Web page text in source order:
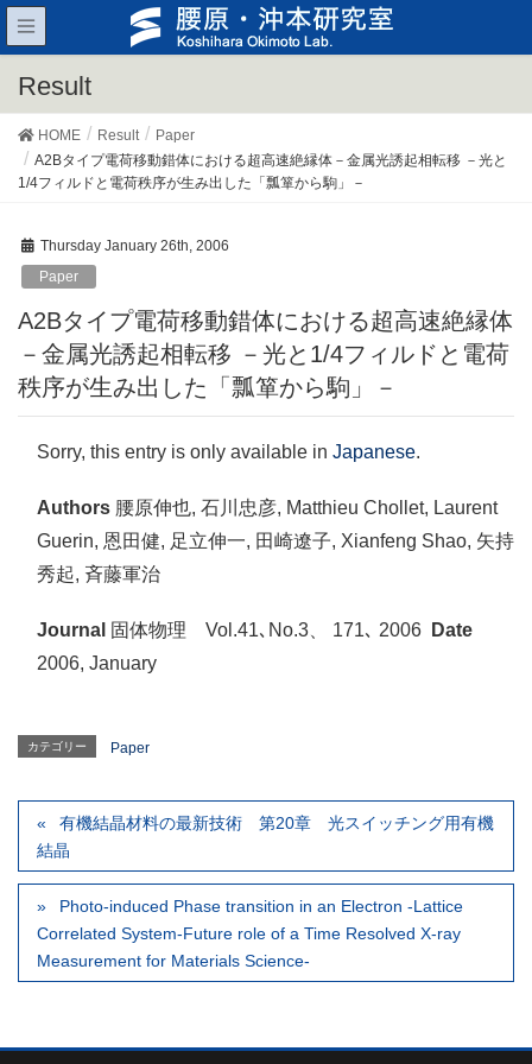
Result
HOME Result
Paper
A2Bタイプ電荷移動錯体における超高速絶縁体－金属光誘起相転移 －光と
1/4フィルドと電荷秩序が生み出した「瓢箪から駒」－
Thursday January 26th, 2006
Paper
A2Bタイプ電荷移動錯体における超高速絶縁体
－金属光誘起相転移 －光と1/4フィルドと電荷
秩序が生み出した「瓢箪から駒」－
Sorry, this entry is only available in Japanese.
Authors 腰原伸也, 石川忠彦, Matthieu Chollet, Laurent
Guerin, 恩田健, 足立伸一, 田崎遼子, Xianfeng Shao, 矢持
秀起, 斉藤軍治
Journal 固体物理 Vol.41､No.3、 171､ 2006
Date
2006, January
カテゴリー Paper
有機結晶材料の最新技術 第20章 光スイッチング用有機
結晶
Photo-induced Phase transition in an Electron -Lattice
Correlated System-Future role of a Time Resolved X-ray
Measurement for Materials Science-